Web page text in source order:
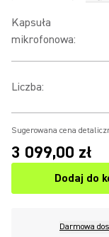
Kapsuła
mikrofonowa:
Liczba:
Sugerowana cena
3 099,00 zł
Dodaj do
Darmowa